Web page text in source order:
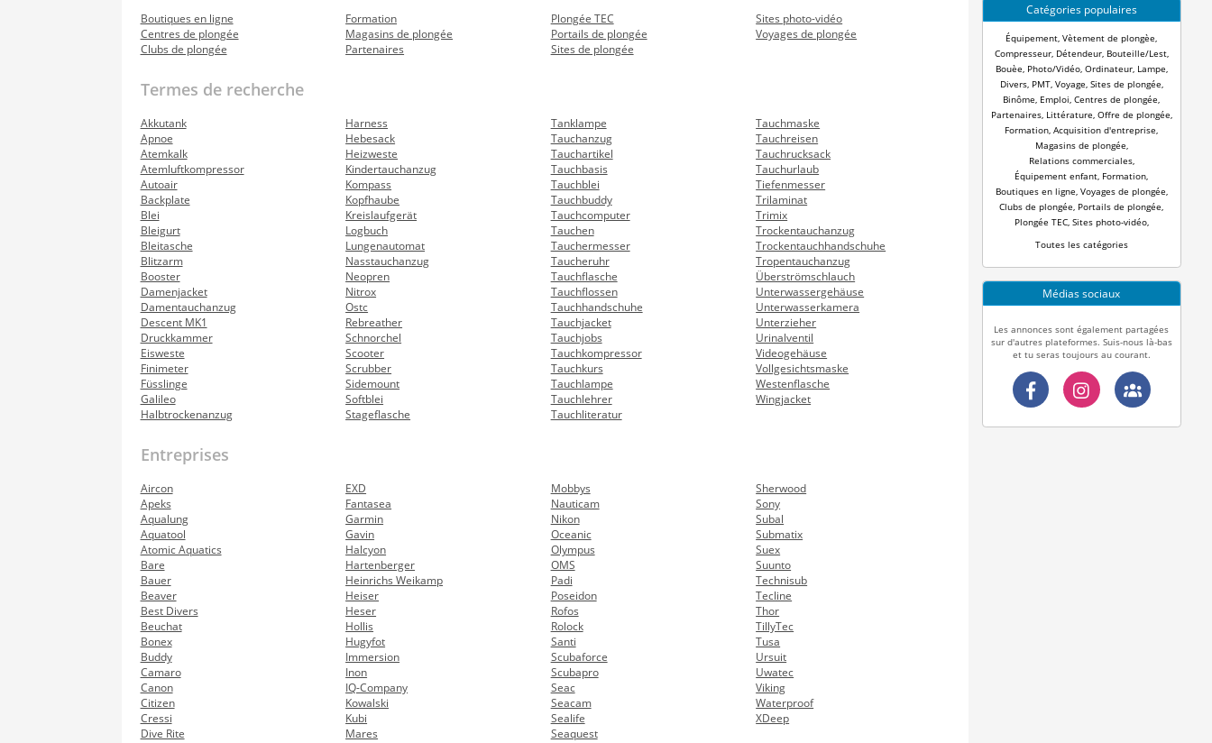
Boutiques en ligne
Centres de plongée
Clubs de plongée
Formation
Magasins de plongée
Partenaires
Plongée TEC
Portails de plongée
Sites de plongée
Sites photo-vidéo
Voyages de plongée
Termes de recherche
Akkutank
Apnoe
Atemkalk
Atemluftkompressor
Autoair
Backplate
Blei
Bleigurt
Bleitasche
Blitzarm
Booster
Damenjacket
Damentauchanzug
Descent MK1
Druckkammer
Eisweste
Finimeter
Füsslinge
Galileo
Halbtrockenanzug
Harness
Hebesack
Heizweste
Kindertauchanzug
Kompass
Kopfhaube
Kreislaufgerät
Logbuch
Lungenautomat
Nasstauchanzug
Neopren
Nitrox
Ostc
Rebreather
Schnorchel
Scooter
Scrubber
Sidemount
Softblei
Stageflasche
Tanklampe
Tauchanzug
Tauchartikel
Tauchbasis
Tauchblei
Tauchbuddy
Tauchcomputer
Tauchen
Tauchermesser
Taucheruhr
Tauchflasche
Tauchflossen
Tauchhandschuhe
Tauchjacket
Tauchjobs
Tauchkompressor
Tauchkurs
Tauchlampe
Tauchlehrer
Tauchliteratur
Tauchmaske
Tauchreisen
Tauchrucksack
Tauchurlaub
Tiefenmesser
Trilaminat
Trimix
Trockentauchanzug
Trockentauchhandschuhe
Tropentauchanzug
Überströmschlauch
Unterwassergehäuse
Unterwasserkamera
Unterzieher
Urinalventil
Videogehäuse
Vollgesichtsmaske
Westenflasche
Wingjacket
Entreprises
Aircon
Apeks
Aqualung
Aquatool
Atomic Aquatics
Bare
Bauer
Beaver
Best Divers
Beuchat
Bonex
Buddy
Camaro
Canon
Citizen
Cressi
Dive Rite
EXD
Fantasea
Garmin
Gavin
Halcyon
Hartenberger
Heinrichs Weikamp
Heiser
Heser
Hollis
Hugyfot
Immersion
Inon
IQ-Company
Kowalski
Kubi
Mares
Mobbys
Nauticam
Nikon
Oceanic
Olympus
OMS
Padi
Poseidon
Rofos
Rolock
Santi
Scubaforce
Scubapro
Seac
Seacam
Sealife
Seaquest
Sherwood
Sony
Subal
Submatix
Suex
Suunto
Technisub
Tecline
Thor
TillyTec
Tusa
Ursuit
Uwatec
Viking
Waterproof
XDeep
Catégories populaires
Équipement Vètement de plongèe
Compresseur, Détendeur, Bouteille/Lest,
Bouèe Photo/Vidéo, Ordinateur, Lampe
Divers, PMT, Voyage Sites de plongée
Binôme Emploi Centres de plongée
Partenaires, Littérature Offre de plongée
Formation Acquisition d'entreprise
Magasins de plongée
Relations commerciales,
Équipement enfant Formation
Boutiques en ligne Voyages de plongée
Clubs de plongée Portails de plongée
Plongée TEC, Sites photo-vidéo,
Toutes les catégories
Médias sociaux
Les annonces sont également partagées
sur d'autres plateformes. Suis-nous là-bas
et tu seras toujours au courant.